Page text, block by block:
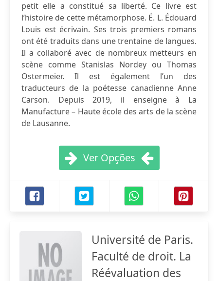
petit elle a constitué sa liberté. Ce livre est
l’histoire de cette métamorphose. É. L. Édouard
Louis est écrivain. Ses trois premiers romans
ont été traduits dans une trentaine de langues.
Il a collaboré avec de nombreux metteurs en
scène comme Stanislas Nordey ou Thomas
Ostermeier. Il est également l’un des
traducteurs de la poétesse canadienne Anne
Carson. Depuis 2019, il enseigne à La
Manufacture – Haute école des arts de la scène
de Lausanne.
Ver Opções
Université de Paris.
Faculté de droit. La
Réévaluation des